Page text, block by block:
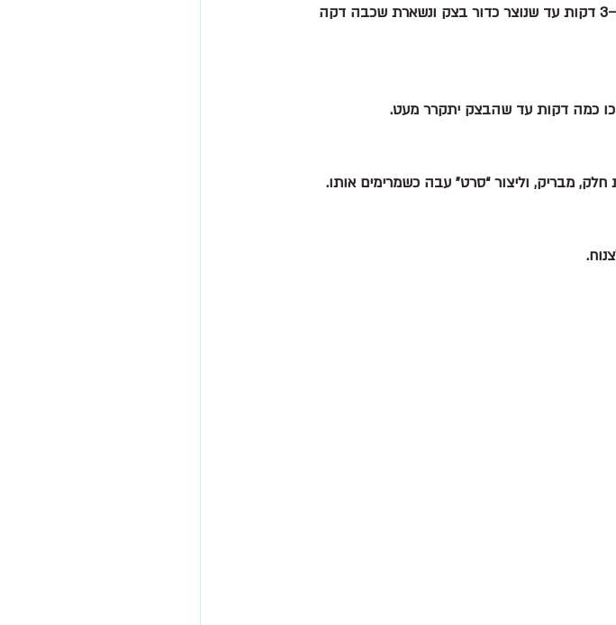
אחרי שמוסיפים את הקמח, חשוב לערבב על האש 2–3 דקות עד שנוצר כדור בצק ונשארת שכבה דקה
כמה דקות עד שהבצק יתקרר מעט.
מבריק, וליצור “סרט” עבה כשמרימים אותו.